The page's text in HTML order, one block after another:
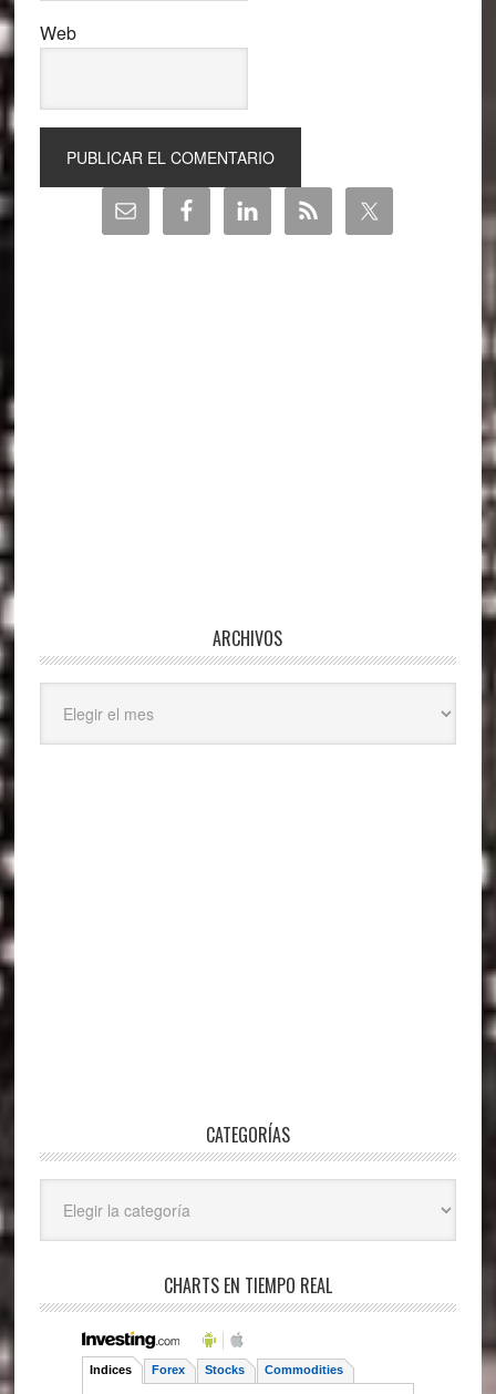
Web
Barra
lateral
ARCHIVOS
CATEGORÍAS
CHARTS EN TIEMPO REAL